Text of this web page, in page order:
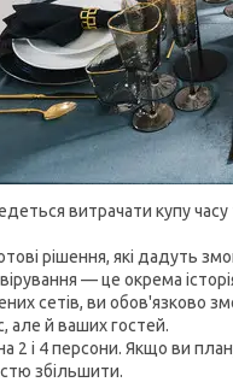
витрачати купу часу
рішення, які дадуть
— це окрема
сетів, ви обов'язково
але й ваших гостей.
2 і 4 персони. Якщо ви
збільшити.